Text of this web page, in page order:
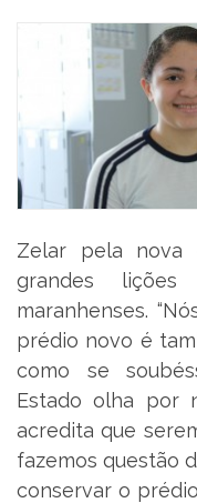
Zelar pela nova
grandes lições
maranhenses.
prédio novo é
como se
Estado olha por
acredita que
fazemos questão
conservar o